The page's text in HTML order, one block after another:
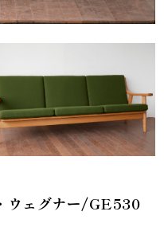
ウェグナー/GE530